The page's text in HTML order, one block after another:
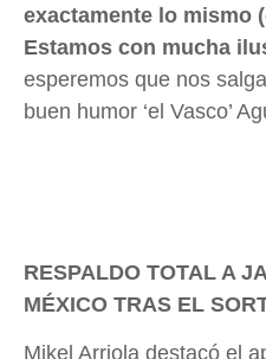
exactamente lo mismo
Estamos con mucha
esperemos que nos
buen humor ‘el Vasco’
RESPALDO TOTAL A
MÉXICO TRAS EL
Mikel Arriola destacó el